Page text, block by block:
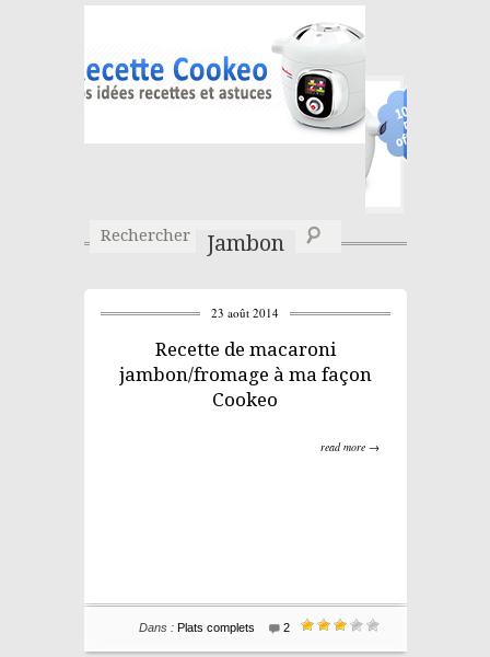
Jambon
23 août 2014
Recette de macaroni
jambon/fromage à ma façon
Cookeo
read more →
2
Dans : Plats complets